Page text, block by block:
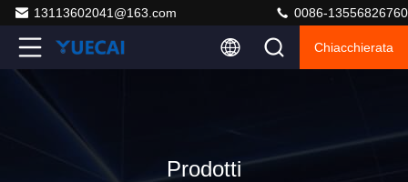
13113602041@163.com 0086-13556826760
Chiacchierata
Prodotti